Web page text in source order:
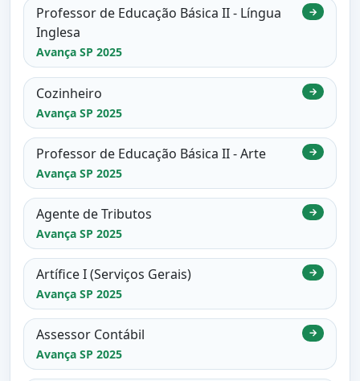
Professor de Educação Básica II - Língua
Inglesa
Avança SP 2025
→
Cozinheiro
Avança SP 2025
→
Professor de Educação Básica II - Arte
Avança SP 2025
→
Agente de Tributos
Avança SP 2025
→
Artífice I (Serviços Gerais)
Avança SP 2025
→
Assessor Contábil
Avança SP 2025
→